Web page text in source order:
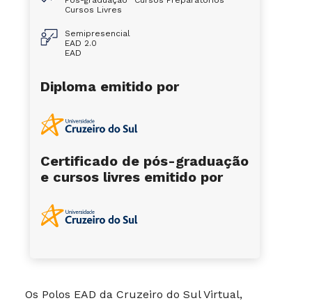
Os Polos EAD da Cruzeiro do Sul Virtual,
Cursos Livres
Semipresencial
EAD 2.0
EAD
Diploma emitido por
Certificado de pós-graduação
e cursos livres emitido por